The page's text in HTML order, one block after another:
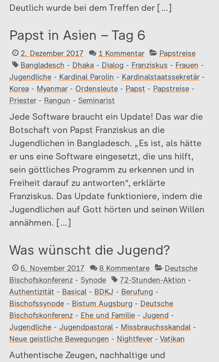
Deutlich wurde bei dem Treffen der […]
Papst in Asien – Tag 6
2. Dezember 2017 1 Kommentar
Papstreise
Bangladesch - Dhaka- Dialog - Franziskus - Frauen -
Jugendliche- Kardinal Parolin - Kardinalstaatssekretär-
Korea- Myanmar- Ordensleute- Papst - Papstreise-
Priester- Rangun - Seminarist
Jede Software braucht ein Update! Das war die
Botschaft von Papst Franziskus an die
Jugendlichen in Bangladesch. „Es ist, als hätte
er uns eine Software eingesetzt, die uns hilft,
sein göttliches Programm zu erkennen und in
Freiheit darauf zu antworten“, erklärte
Franziskus. Das Update funktioniere, indem die
Jugendlichen auf Gott hörten und seinen Willen
annähmen. […]
Was wünscht die Jugend?
6. November 2017 8 Kommentare
Deutsche
Bischofskonferenz- Synode 72-Stunden-Aktion -
Authentizität - Basical- BDKJ - Berufung -
Bischofssynode- Bistum Augsburg - Deutsche
Bischofskonferenz- Ehe und Familie- Jugend -
Jugendliche- Jugendpastoral- Missbrauchsskandal-
Neue geistliche Bewegungen - Nightfever- Vatikan
Authentische Zeugen, nachhaltige und